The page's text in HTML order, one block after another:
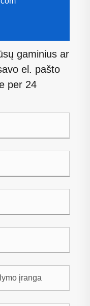
gaminius ar
el. pašto
per 24